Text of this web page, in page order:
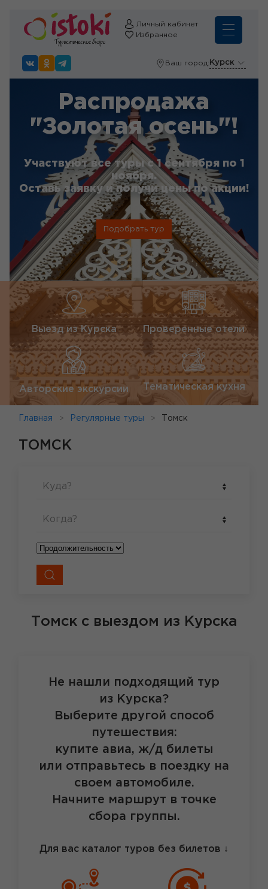
Личный кабинет
Избранное
Ваш город: Курск
Распродажа
"Золотая осень"!
Участвуют все туры с 1 сентября по 1
ноября.
Оставь заявку и получи цены по акции!
Подобрать тур
Выезд из Курска Проверенные отели
Авторские экскурсии Тематическая кухня
Главная Регулярные туры Томск
ТОМСК
Куда?
Когда?
Томскс выездом из Курска
Не нашли подходящий тур
из Курска?
Выберите другой способ
путешествия:
купите авиа, ж/д билеты
или отправьтесь в поездку на
своем автомобиле.
Начните маршрут в точке
сбора группы.
Для вас каталог туров без билетов ↓